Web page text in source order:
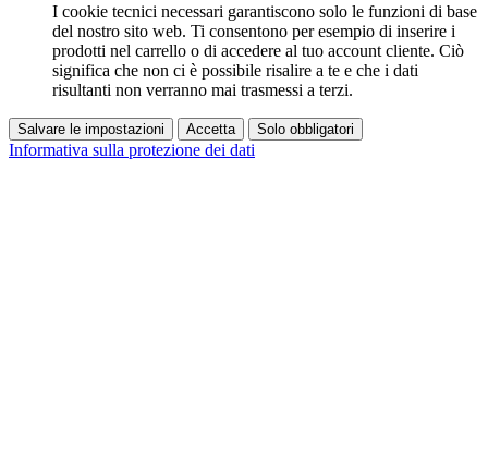
I cookie tecnici necessari garantiscono solo le funzioni di base
del nostro sito web. Ti consentono per esempio di inserire i
prodotti nel carrello o di accedere al tuo account cliente. Ciò
significa che non ci è possibile risalire a te e che i dati
risultanti non verranno mai trasmessi a terzi.
Salvare le impostazioni Accetta Solo obbligatori
Informativa sulla protezione dei dati